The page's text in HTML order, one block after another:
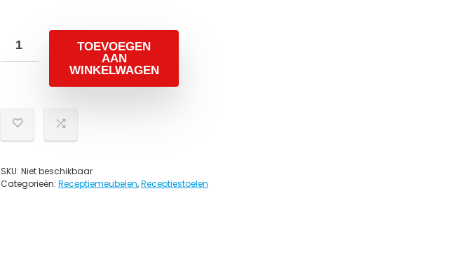
TOEVOEGEN
AAN
WINKELWAGEN
SKU: Niet beschikbaar
Categorieën: Receptiemeubelen,Receptiestoelen